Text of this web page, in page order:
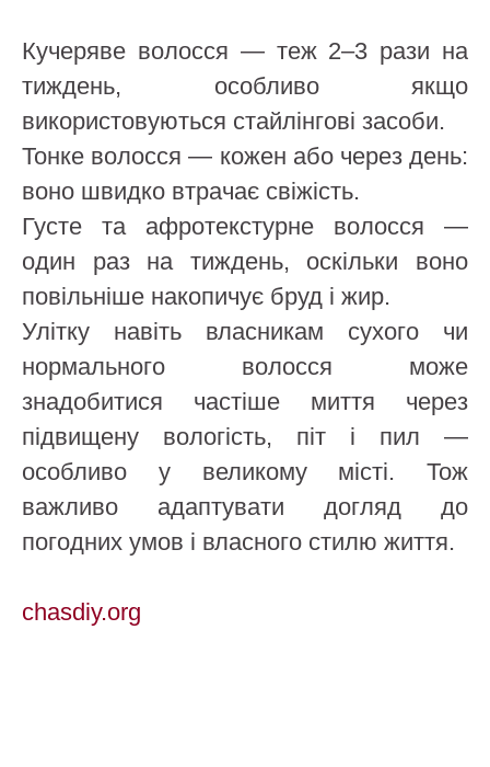
Кучеряве волосся — теж 2–3 рази на
тиждень, особливо якщо
використовуються стайлінгові засоби.
Тонке волосся — кожен або через день:
воно швидко втрачає свіжість.
Густе та афротекстурне волосся —
один раз на тиждень, оскільки воно
повільніше накопичує бруд і жир.
Улітку навіть власникам сухого чи
нормального волосся може
знадобитися частіше миття через
підвищену вологість, піт і пил —
особливо у великому місті. Тож
важливо адаптувати догляд до
погодних умов і власного стилю життя.
chasdiy.org